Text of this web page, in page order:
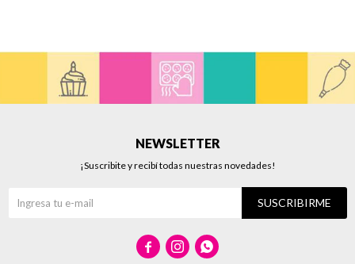
NEWSLETTER
¡Suscribite y recibí todas nuestras novedades!
SUSCRIBIRME
  